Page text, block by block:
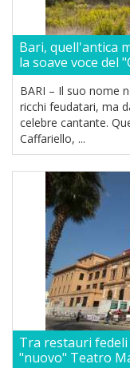
Bari, quell'antica
la soave voce del
BARI – Il suo nome
ricchi feudatari, ma
celebre cantante.
Caffariello, ...
Tra restauri
"nuovo" Teatro